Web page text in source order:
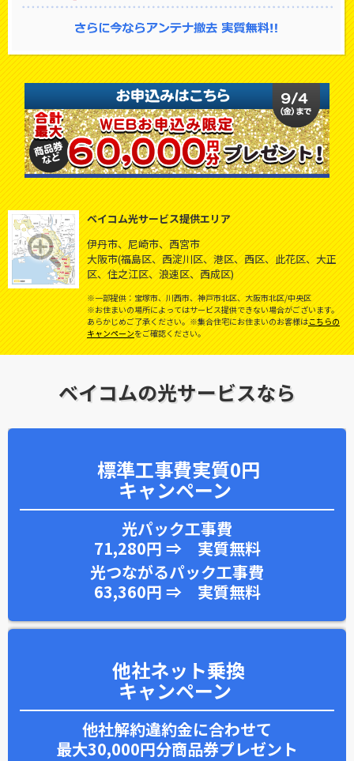
ベイコム光サービス提供エリア
伊丹市、尼崎市、西宮市
大阪市(福島区、西淀川区、港区、西区、此花区、大正
区、住之江区、浪速区、西成区)
※一部提供：宝塚市、川西市、神戸市北区、大阪市北区/中央区
※お住まいの場所によってはサービス提供できない場合がございます。
あらかじめご了承ください。※集合住宅にお住まいのお客様はこちらの
キャンペーンをご確認ください。
ベイコムの光サービスなら
標準工事費実質0円
キャンペーン
光パック工事費
71,280円 ⇒ 実質無料
光つながるパック工事費
63,360円 ⇒ 実質無料
他社ネット乗換
キャンペーン
他社解約違約金に合わせて
最大30,000円分商品券プレゼント